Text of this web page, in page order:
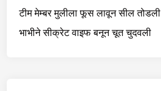
टीम मेम्बर मुलीला फूस लावून सील तोडली
भाभीने सीक्रेट वाइफ बनून चूत चुदवली